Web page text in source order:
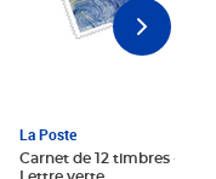
La Poste
Carnet de 12 timbres - Le